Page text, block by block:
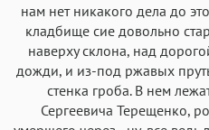
нам нет никакого дела до
кладбище сие довольно
наверху склона, над
дожди, и из-под ржавых
стенка гроба. В нем
Сергеевича Терещенко,